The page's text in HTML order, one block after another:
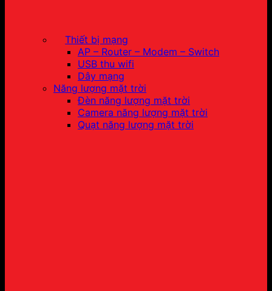
Thiết bị mạng
AP – Router – Modem – Switch
USB thu wifi
Dây mạng
Năng lượng mặt trời
Đèn năng lượng mặt trời
Camera năng lượng mặt trời
Quạt năng lượng mặt trời